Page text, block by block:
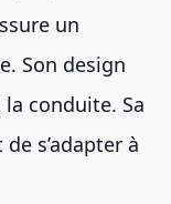
un
Son design
la conduite. Sa
s’adapter à